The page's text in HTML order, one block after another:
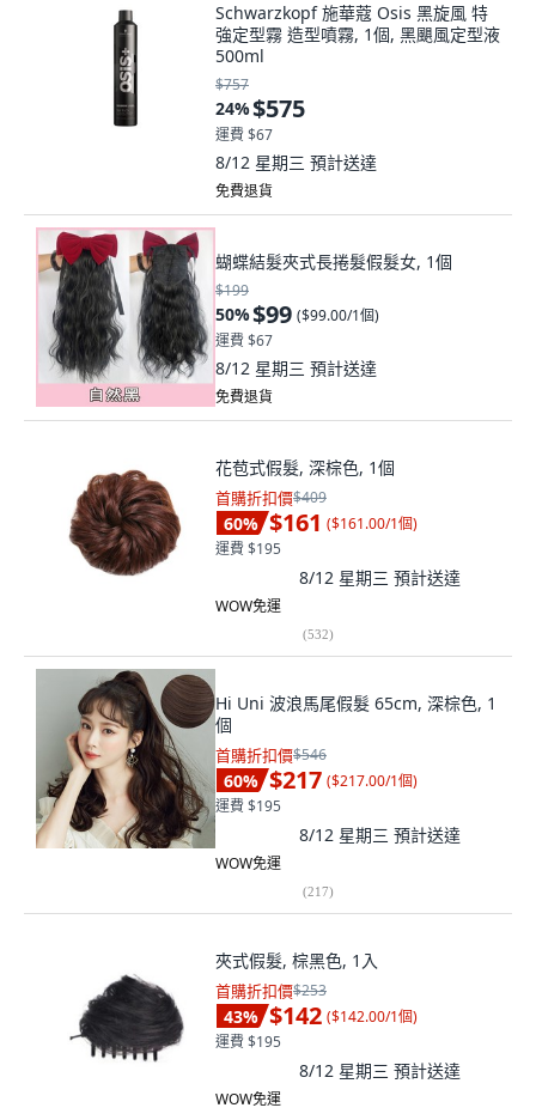
Schwarzkopf 施華蔻 Osis 黑旋風 特
強定型霧 造型噴霧, 1個, 黑颶風定型液
500ml
$757
24%$575
運費 $67
8/12 星期三 預計送達
免費退貨
蝴蝶結髮夾式長捲髮假髮女, 1個
$199
50%$99 ($99.00/1個)
運費 $67
8/12 星期三 預計送達
免費退貨
花苞式假髮, 深棕色, 1個
首購折扣價$409
60% $161 ($161.00/1個)
運費 $195
8/12 星期三 預計送達
WOW免運
(532)
Hi Uni 波浪馬尾假髮 65cm, 深棕色, 1
個
首購折扣價$546
60% $217 ($217.00/1個)
運費 $195
8/12 星期三 預計送達
WOW免運
(217)
夾式假髮, 棕黑色, 1入
首購折扣價$253
43% $142 ($142.00/1個)
運費 $195
8/12 星期三 預計送達
WOW免運